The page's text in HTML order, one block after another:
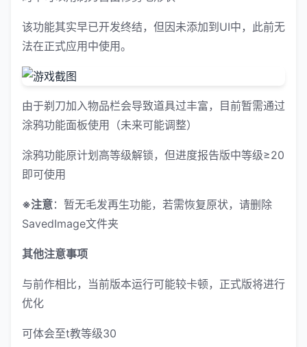
该功能其实早已开发终结，但因未添加到UI中，此前无
法在正式应用中使用。
由于剃刀加入物品栏会导致道具过丰富，目前暂需通过
涂鸦功能面板使用（未来可能调整）
涂鸦功能原计划高等级解锁，但进度报告版中等级≥20
即可使用
※注意：暂无毛发再生功能，若需恢复原状，请删除
SavedImage文件夹
其他注意事项
与前作相比，当前版本运行可能较卡顿，正式版将进行
优化
可体会至t教等级30